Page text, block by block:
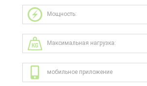
Мощность:
Максимальная нагрузка:
мобильное приложение